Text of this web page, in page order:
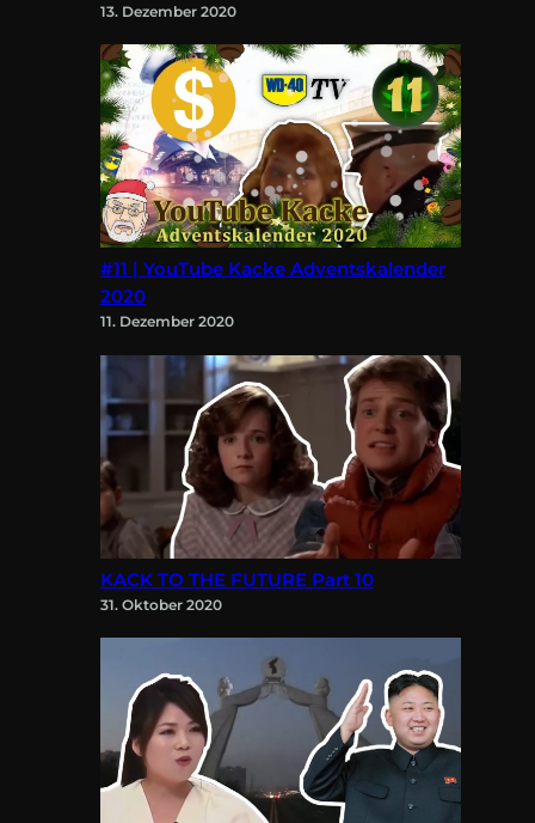
13. Dezember 2020
#11 | YouTube Kacke Adventskalender
2020
11. Dezember 2020
KACK TO THE FUTURE Part 10
31. Oktober 2020